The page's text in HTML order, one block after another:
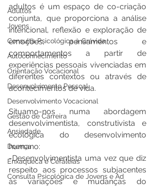
Adultos
Jovens
Consulta Psicológica à Grávida
Autoconhecimento
Orientação Vocacional
Desenvolvimento Pessoal
Desenvolvimento Vocacional
Gestão de Carreira
Ansiedade
Doença
Enxaqueca e Cefaleias
Consulta Psicológica de Jovens e Ad
adultos é um espaço de co-criação
conjunta, que proporciona a análise
intencional, reflexão e exploração de
emoções, pensamentos e
comportamentos a partir de
experiências pessoais vivenciadas em
diferentes contextos ou através de
acontecimentos de vida.
Situamo-nos numa abordagem
desenvolvimentista, construtivista e
ecológica do desenvolvimento
humano:
-Desenvolvimentista uma vez que diz
respeito aos processos subjacentes
às variações e mudanças do